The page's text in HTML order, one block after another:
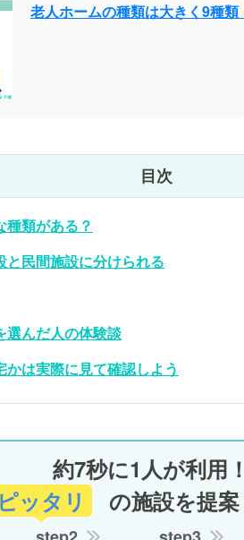
老人ホームの種類は大きく9種
目次
種類がある？
民間施設に分けられる
選んだ人の体験談
かは実際に見て確認しよう
約7秒に1人が利用！
ピッタリ
の施設を提